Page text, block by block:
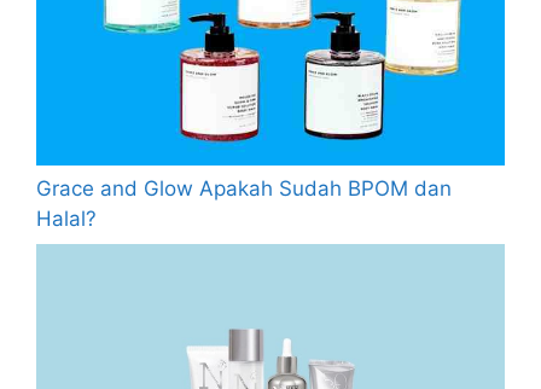
Grace and Glow Apakah Sudah BPOM dan
Halal?